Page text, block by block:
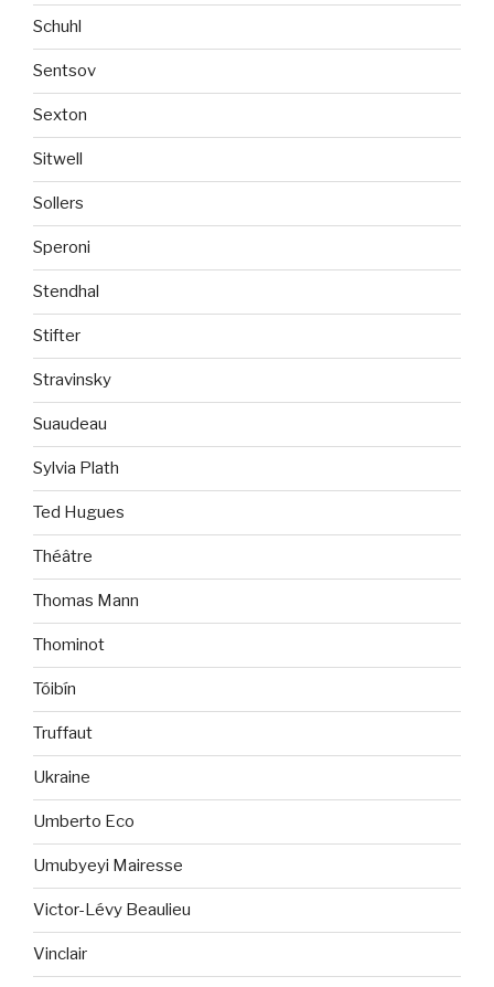
Schuhl
Sentsov
Sexton
Sitwell
Sollers
Speroni
Stendhal
Stifter
Stravinsky
Suaudeau
Sylvia Plath
Ted Hugues
Théâtre
Thomas Mann
Thominot
Tóibín
Truffaut
Ukraine
Umberto Eco
Umubyeyi Mairesse
Victor-Lévy Beaulieu
Vinclair